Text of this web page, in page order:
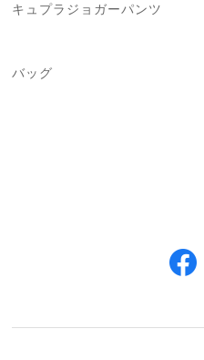
キュプラジョガーパンツ
バッグ ￥１５